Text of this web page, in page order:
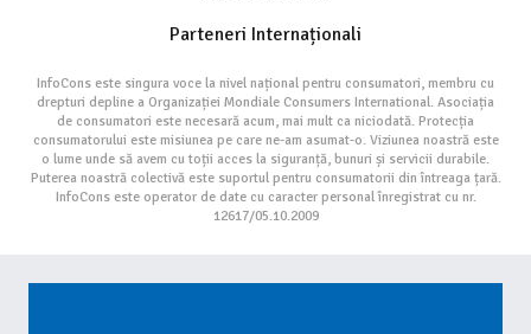
Parteneri Internaționali
InfoCons este singura voce la nivel național pentru consumatori, membru cu
drepturi depline a Organizației Mondiale Consumers International. Asociația
de consumatori este necesară acum, mai mult ca niciodată. Protecția
consumatorului este misiunea pe care ne-am asumat-o. Viziunea noastră este
o lume unde să avem cu toții acces la siguranță, bunuri și servicii durabile.
Puterea noastră colectivă este suportul pentru consumatorii din întreaga țară.
InfoCons este operator de date cu caracter personal înregistrat cu nr.
12617/05.10.2009